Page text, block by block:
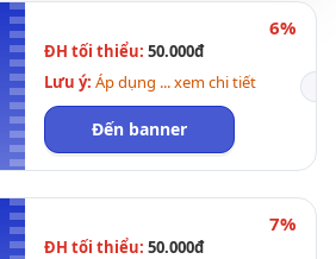
6%
ĐH tối thiểu: 50.000đ
Lưu ý: Áp dụng ... xem chi tiết
Đến banner
7%
ĐH tối thiểu: 50.000đ